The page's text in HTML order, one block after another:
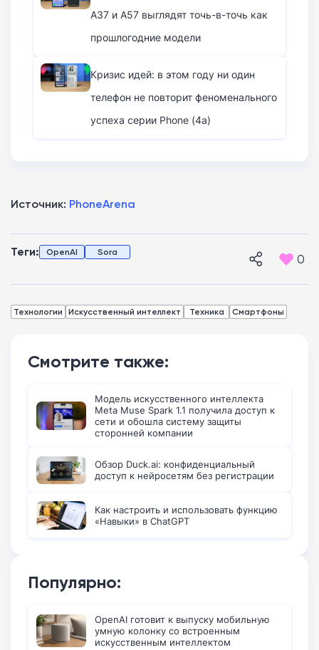
A37 и A57 выглядят точь-в-точь как
прошлогодние модели
Кризис идей: в этом году ни один
телефон не повторит феноменального
успеха серии Phone (4a)
Источник: PhoneArena
Теги: OpenAI Sora 0
Технологии Искусственный интеллект Техника Смартфоны
Смотрите также:
Модель искусственного интеллекта
Meta Muse Spark 1.1 получила доступ к
сети и обошла систему защиты
сторонней компании
Обзор Duck.ai: конфиденциальный
доступ к нейросетям без регистрации
Как настроить и использовать функцию
«Навыки» в ChatGPT
Популярно:
OpenAI готовит к выпуску мобильную
умную колонку со встроенным
искусственным интеллектом